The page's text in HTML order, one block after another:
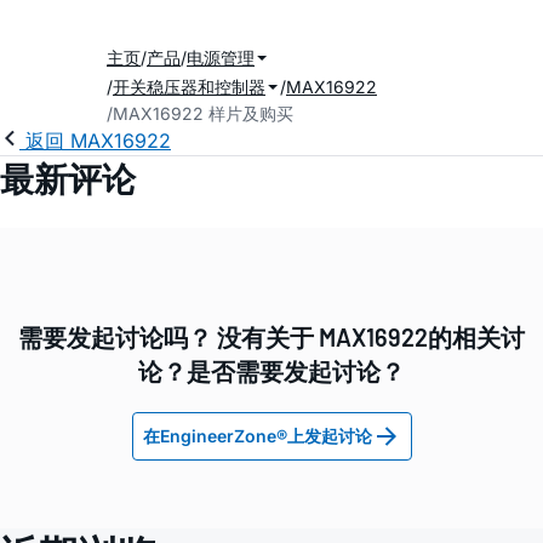
主页 产品 电源管理
开关稳压器和控制器
MAX16922
MAX16922 样片及购买
返回 MAX16922
最新评论
需要发起讨论吗？ 没有关于 MAX16922的相关讨
论？是否需要发起讨论？
在EngineerZone®上发起讨论